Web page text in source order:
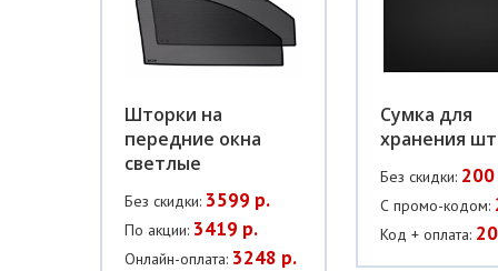
Шторки на
передние окна
светлые
Без скидки: 3599 р.
По акции: 3419 р.
Онлайн-оплата: 3248 р.
Сумка для
хранения
Без скидки:
С промо-кодом:
Код + оплата: